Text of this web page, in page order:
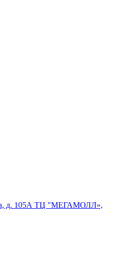
д. 105А ТЦ "МЕГАМОЛЛ»,